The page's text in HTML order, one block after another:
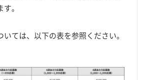
。
いては、以下の表を参照ください。